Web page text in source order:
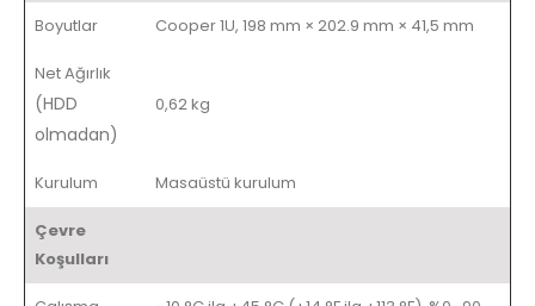
Boyutlar Cooper 1U, 198 mm × 202.9 mm × 41,5 mm
Net Ağırlık
(HDD
olmadan)
0,62 kg
Kurulum Masaüstü kurulum
Çevre
Koşulları